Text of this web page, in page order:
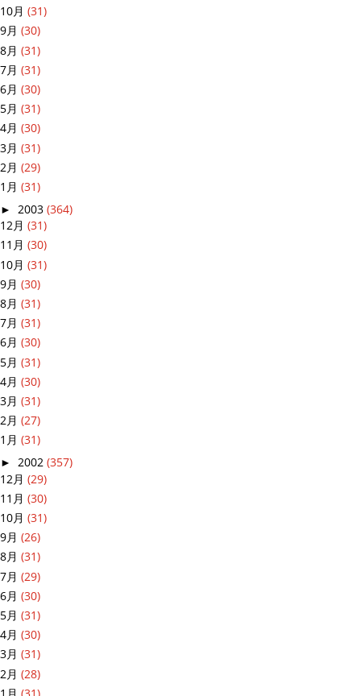
10月 (31)
9月 (30)
8月 (31)
7月 (31)
6月 (30)
5月 (31)
4月 (30)
3月 (31)
2月 (29)
1月 (31)
► 2003 (364)
12月 (31)
11月 (30)
10月 (31)
9月 (30)
8月 (31)
7月 (31)
6月 (30)
5月 (31)
4月 (30)
3月 (31)
2月 (27)
1月 (31)
► 2002 (357)
12月 (29)
11月 (30)
10月 (31)
9月 (26)
8月 (31)
7月 (29)
6月 (30)
5月 (31)
4月 (30)
3月 (31)
2月 (28)